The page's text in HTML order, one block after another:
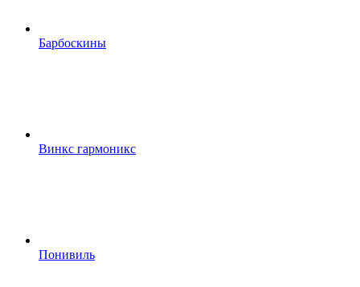
Барбоскины
Винкс гармоникс
Понивиль